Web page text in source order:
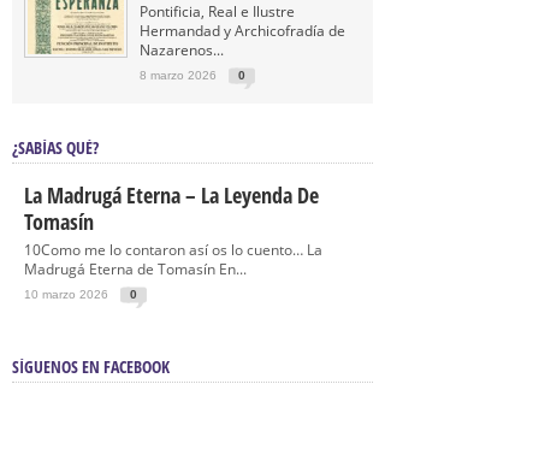
Pontificia, Real e Ilustre
Hermandad y Archicofradía de
Nazarenos...
8 marzo 2026 0
¿SABÍAS QUÉ?
La Madrugá Eterna – La Leyenda De
Tomasín
10Como me lo contaron así os lo cuento… La
Madrugá Eterna de Tomasín En...
10 marzo 2026 0
SÍGUENOS EN FACEBOOK